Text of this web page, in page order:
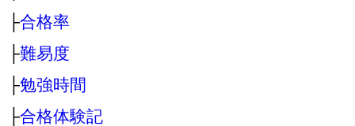
├合格率
├難易度
├勉強時間
├合格体験記